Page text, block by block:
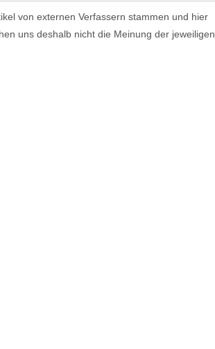
von externen Verfassern stammen und hier
uns deshalb nicht die Meinung der jeweiligen